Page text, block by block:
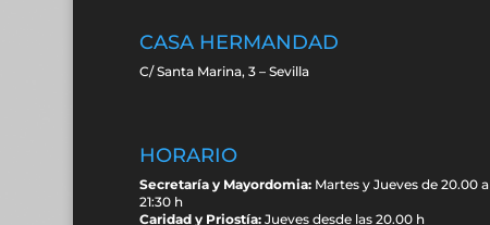
CASA HERMANDAD
C/ Santa Marina, 3 – Sevilla
HORARIO
Secretaría y Mayordomia:Martes y Jueves de 20.00 a
21:30 h
Caridad y Priostía:Jueves desde las 20.00 h